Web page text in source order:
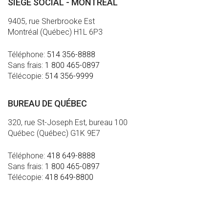
SIÈGE SOCIAL - MONTRÉAL
9405, rue Sherbrooke Est
Montréal (Québec) H1L 6P3
Téléphone: 514 356-8888
Sans frais: 1 800 465-0897
Télécopie: 514 356-9999
BUREAU DE QUÉBEC
320, rue St-Joseph Est, bureau 100
Québec (Québec) G1K 9E7
Téléphone: 418 649-8888
Sans frais: 1 800 465-0897
Télécopie: 418 649-8800